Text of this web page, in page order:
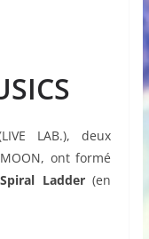
LAB.), deux
ont formé
Spiral Ladder(en